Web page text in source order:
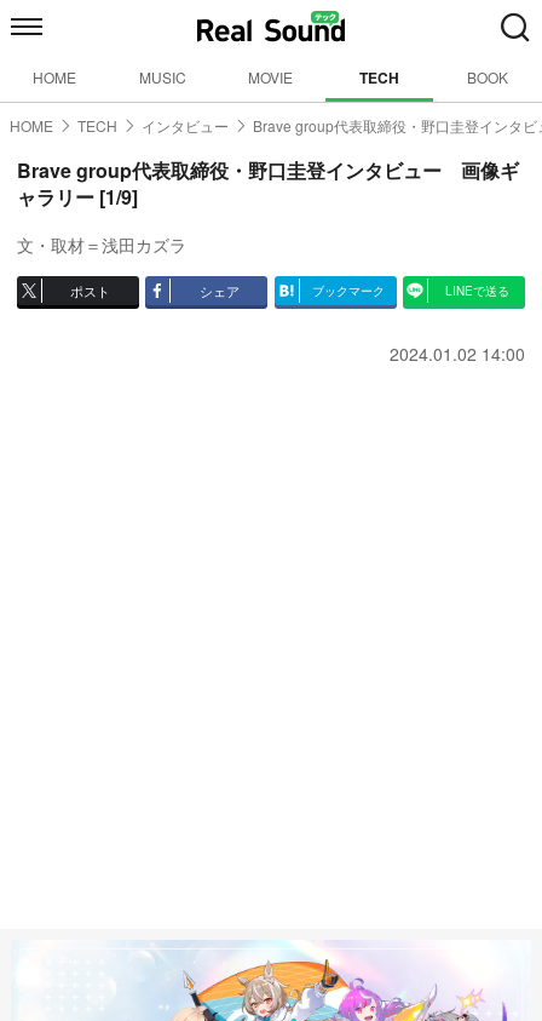
HOME MUSIC MOVIE TECH BOOK
HOME TECH インタビュー Brave group代表取締役・野口圭登インタビ
Brave group代表取締役・野口圭登インタビュー 画像ギ
ャラリー [1/9]
文・取材＝浅田カズラ
ポスト シェア ブックマーク LINEで送る
2024.01.02 14:00